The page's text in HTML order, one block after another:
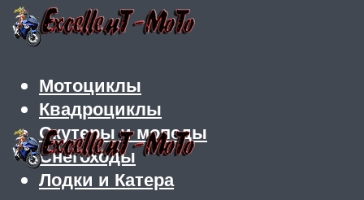
Мотоциклы
Квадроциклы
Скутеры и мопеды
Снегоходы
Лодки и Катера